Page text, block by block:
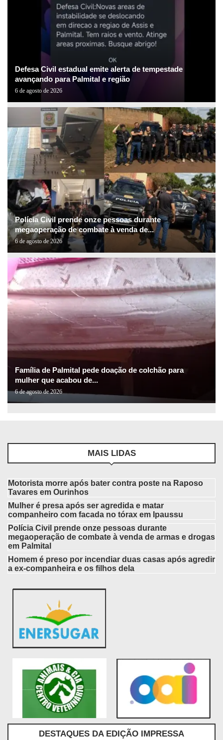
Defesa Civil estadual emite alerta de tempestade
avançando para Palmital e região
6 de agosto de 2026
Polícia Civil prende onze pessoas durante
megaoperação de combate à venda de...
6 de agosto de 2026
Família de Palmital pede doação de colchão para
mulher que acabou de...
6 de agosto de 2026
MAIS LIDAS
Motorista morre após bater contra poste na Raposo
Tavares em Ourinhos
Mulher é presa após ser agredida e matar
companheiro com facada no tórax em Ipaussu
Polícia Civil prende onze pessoas durante
megaoperação de combate à venda de armas e drogas
em Palmital
Homem é preso por incendiar duas casas após agredir
a ex-companheira e os filhos dela
DESTAQUES DA EDIÇÃO IMPRESSA